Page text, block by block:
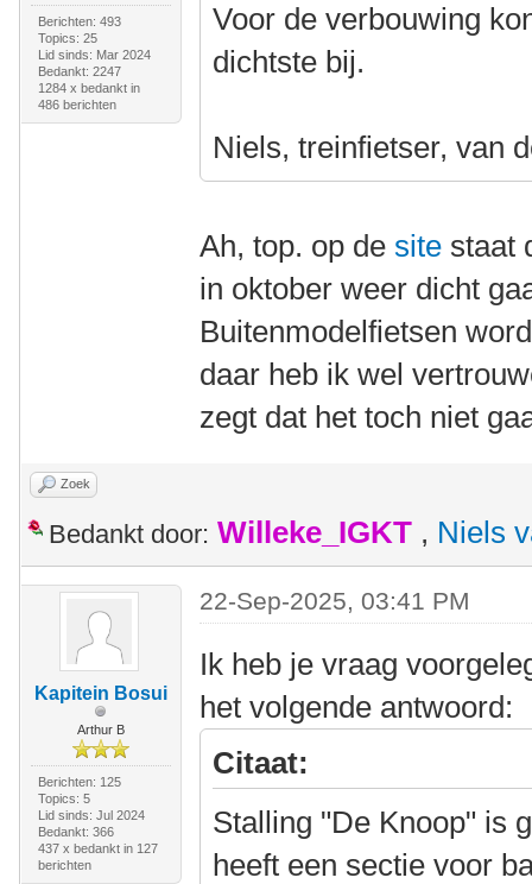
Berichten: 493
Topics: 25
Lid sinds: Mar 2024
Bedankt: 2247
1284 x bedankt in
486 berichten
Voor de verbouwing
dichtste bij.
Niels, treinfietser, van
Ah, top. op desite staat
in oktober weer dicht
Buitenmodelfietsen
daar heb ik wel
zegt dat het toch niet
Zoek
Bedankt door: Willeke_IGKT , Niels
Kapitein Bosui
Arthur B
Berichten: 125
Topics: 5
Lid sinds: Jul 2024
Bedankt: 366
437 x bedankt in 127
berichten
22-Sep-2025, 03:41 PM
Ik heb je vraag
het volgende antwoord:
Citaat:
Stalling "De Knoop" is
heeft een sectie voor